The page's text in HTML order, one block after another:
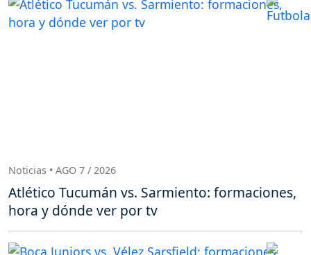
Noticias • AGO 7 / 2026
Atlético Tucumán vs. Sarmiento: formaciones,
hora y dónde ver por tv